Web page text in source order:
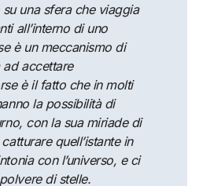
una sfera che viaggia
all’interno di uno
è un meccanismo di
accettare
è il fatto che in molti
la possibilità di
con la sua miriade di
quell’istante in
con l’universo, e ci
di stelle.